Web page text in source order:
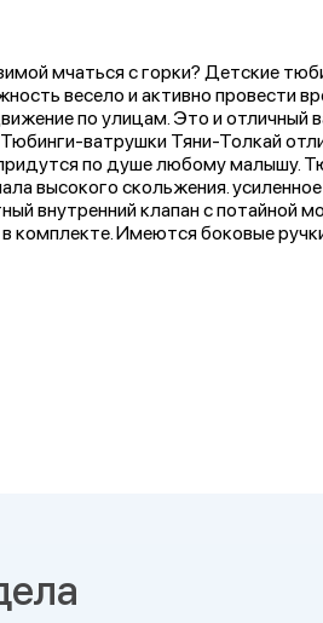
мчаться с горки? Детские
весело и активно провести
по улицам. Это и отличный
ватрушки Тяни-Толкай
по душе любому малышу.
высокого скольжения.
внутренний клапан с потайной
комплекте. Имеются боковые